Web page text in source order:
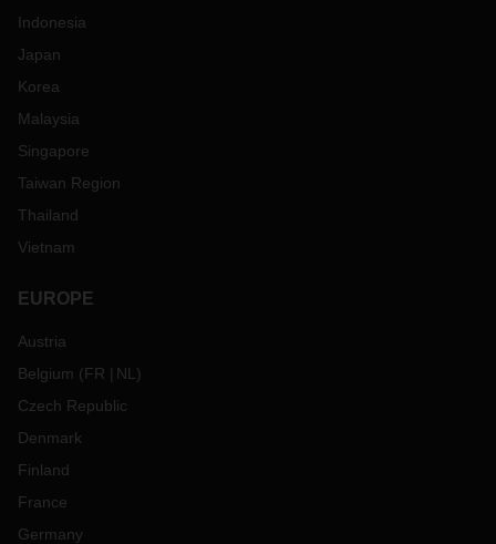
Indonesia
Japan
Korea
Malaysia
Singapore
Taiwan Region
Thailand
Vietnam
EUROPE
Austria
Belgium (FR NL )
Czech Republic
Denmark
Finland
France
Germany